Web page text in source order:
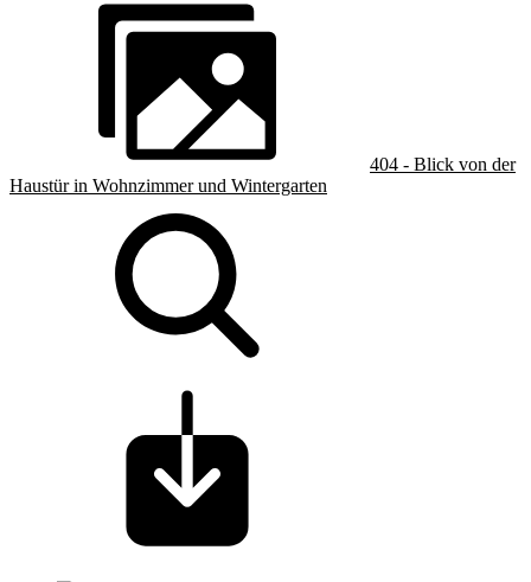
404 - Blick von der
Haustür in Wohnzimmer und Wintergarten